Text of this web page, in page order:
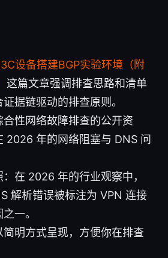
设备搭建BGP实验环境（附
这篇文章强调排查思路和清单
据链驱动的排查原则。
性网络故障排查的公开资
2026 年的网络阻塞与 DNS 问
在 2026 年的行业观察中，
解析错误被标注为 VPN 连接
一。
明方式呈现，方便你在排查